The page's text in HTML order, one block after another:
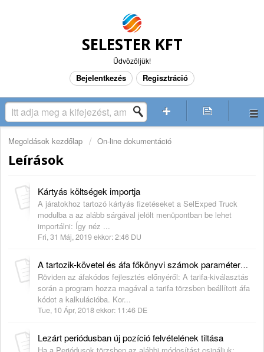
SELESTER KFT
Üdvözöljük!
Bejelentkezés Regisztráció
Megoldások kezdőlap On-line dokumentáció
Leírások
Kártyás költségek importja
A járatokhoz tartozó kártyás fizetéseket a SelExped Truck
modulba a az alább sárgával jelölt menüpontban be lehet
importálni: Így néz ...
Fri, 31 Máj, 2019 ekkor: 2:46 DU
A tartozik-követel és áfa főkönyvi számok paraméterezhetősége
Röviden az áfakódos fejlesztés előnyéről: A tarifa-kiválasztás
során a program hozza magával a tarifa törzsben beállított áfa
kódot a kalkulációba. Kor...
Tue, 10 Ápr, 2018 ekkor: 11:46 DE
Lezárt periódusban új pozíció felvételének tiltása
Ha a Periódusok törzsben az alábbi módosítást csináljuk: